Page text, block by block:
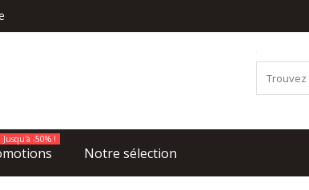
Jusqu'à -50% !
Notre sélection